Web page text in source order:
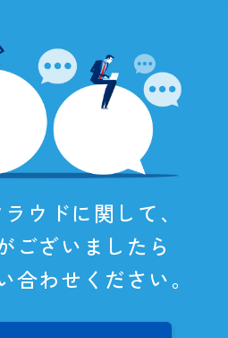
ウドに関して、
ございましたら
合わせください。